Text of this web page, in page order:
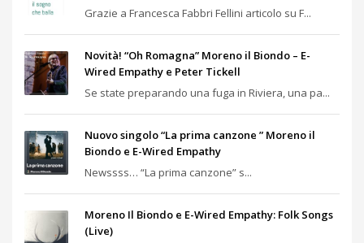
Grazie a Francesca Fabbri Fellini articolo su F...
Novità! “Oh Romagna” Moreno il Biondo – E-
Wired Empathy e Peter Tickell
Se state preparando una fuga in Riviera, una pa...
Nuovo singolo “La prima canzone ” Moreno il
Biondo e E-Wired Empathy
Newssss… “La prima canzone” s...
Moreno Il Biondo e E-Wired Empathy: Folk Songs
(Live)